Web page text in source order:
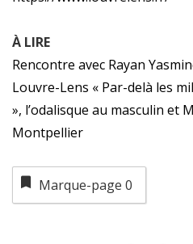
À LIRE
Rencontre avec Rayan
Louvre-Lens « Par-delà les
», l’odalisque au masculin et
Montpellier
Marque-page 0